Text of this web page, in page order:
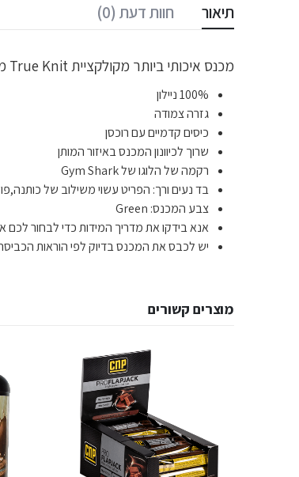
תיאור חוות דעת (0)
מכנס איכותי ביותר מקולקציית True Knit מבית Gym Shark לתמיכה מקצועית במהלך האימונים ומיקסום הביצועים במהלך האימון.
100% ניילון
גזרה צמודה
כיסים קדמיים עם רוכסן
שרוך לכיוונון המכנס באיזור המותן
רקמה של הלוגו של Gym Shark
בד נעים ורך: הפריט עשוי משילוב של
צבע המכנס: Green
אנא בידקו את מדריך המידות כדי לבחור לכם
יש לכבס את המכנס בדיוק לפי הוראות
מוצרים קשורים